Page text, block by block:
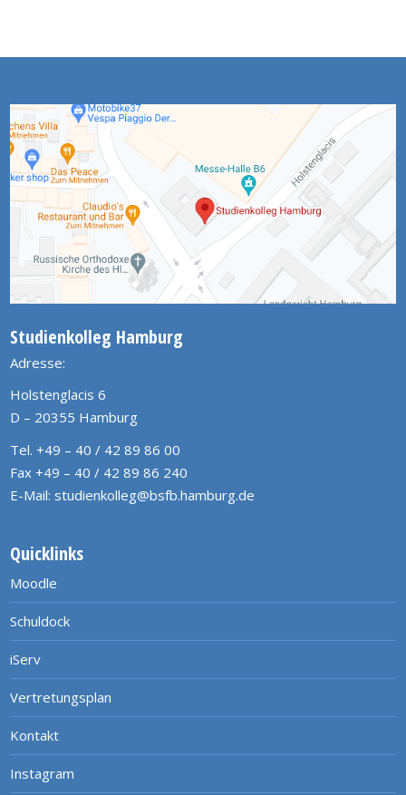
Studienkolleg Hamburg
Adresse:
Holstenglacis 6
D – 20355 Hamburg
Tel. +49 – 40 / 42 89 86 00
Fax +49 – 40 / 42 89 86 240
E-Mail: studienkolleg@bsfb.hamburg.de
Quicklinks
Moodle
Schuldock
iServ
Vertretungsplan
Kontakt
Instagram